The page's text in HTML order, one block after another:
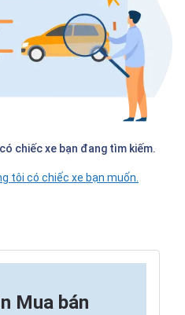
chiếc xe bạn đang tìm kiếm.
tôi có chiếc xe bạn muốn.
Mua bán